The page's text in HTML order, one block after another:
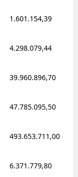
1.601.154,39
4.298.079,44
39.960.896,70
47.785.095,50
493.653.711,00
6.371.779,80